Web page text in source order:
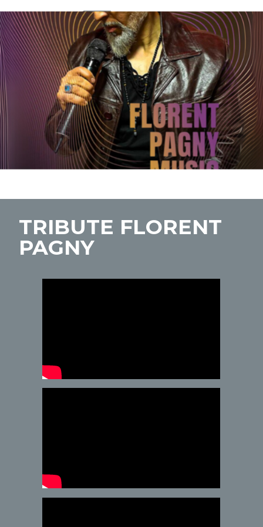
TRIBUTE FLORENT
PAGNY